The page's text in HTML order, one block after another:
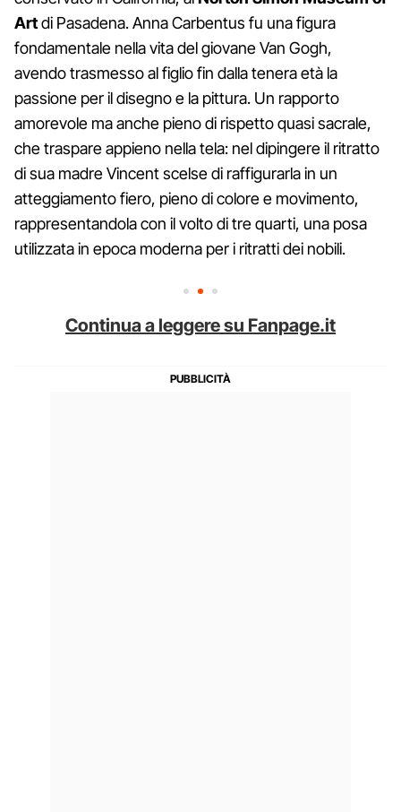
Artdi Pasadena. Anna Carbentus fu una figura
fondamentale nella vita del giovane Van Gogh,
avendo trasmesso al figlio fin dalla tenera età la
passione per il disegno e la pittura. Un rapporto
amorevole ma anche pieno di rispetto quasi sacrale,
che traspare appieno nella tela: nel dipingere il ritratto
di sua madre Vincent scelse di raffigurarla in un
atteggiamento fiero, pieno di colore e movimento,
rappresentandola con il volto di tre quarti, una posa
utilizzata in epoca moderna per i ritratti dei nobili.
Continua a leggere su Fanpage.it